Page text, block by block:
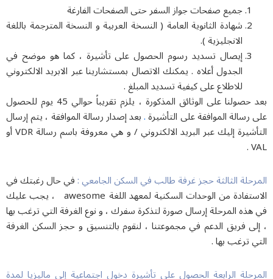
جميع صفحات جواز السفر حتى الصفحات الفارغة
شهادة الثانوية العامة ( النسخة العربية و النسخة المترجمة باللغة
الانجليزية ).
إيصال تسديد رسوم الحصول على تأشيرة ، كما هو موضح في
الجدول أعلاه . يمكنك الاتصال بمستشارينا عبر الابريد الالكتروني
للاطلاع على كيفية تسديد المبلغ .
بعد حصولنا على الوثائق المذكورة ، يلزم تقريباً حوالي 45 يوم للحصول
الموافقة على التأشيرة.بعد إصدار رسالة الموافقة ، يتم إرسال
التأشيرة إليك عبر البريد الالكتروني / و هي معروفة باسم رسالة VDR أو
الثالثة حجز غرفة طالب في السكن الجامعي :في حال رغبتك في
الاستفادة من الوحدات السكنية لمعهد اللغة awesome ، يجب عليك
المرحلة إرسال صورة لتذكرة سفرك ، و نوع الغرفة التي ترغب بها
فريق الدعم في مجموعتنا ، لنقوم بالتنسيق و حجز السكن الغرفة
ترغب بها .
الرابعة الحصول على تأشيرة دخول اجتماعية إلى ماليزيا لمدة